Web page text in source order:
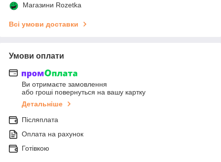
Магазини Rozetka
Всі умови доставки
Умови оплати
Ви отримаєте замовлення
або гроші повернуться на вашу картку
Детальніше
Післяплата
Оплата на рахунок
Готівкою